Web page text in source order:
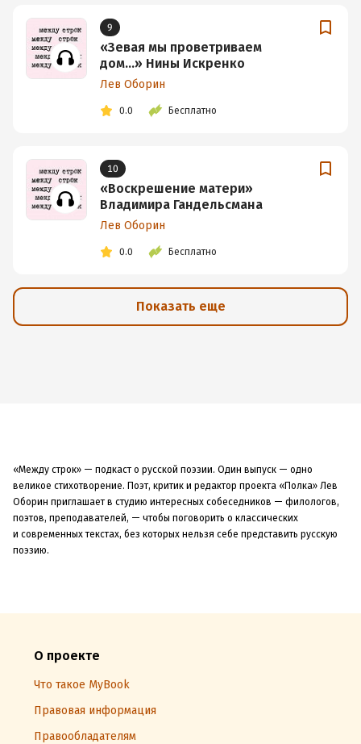
9
«Зевая мы проветриваем
дом...» Нины Искренко
Лев Оборин
0.0 Бесплатно
10
«Воскрешение матери»
Владимира Гандельсмана
Лев Оборин
0.0 Бесплатно
Показать еще
«Между строк» — подкаст о русской поэзии. Один выпуск — одно
великое стихотворение. Поэт, критик и редактор проекта «Полка» Лев
Оборин приглашает в студию интересных собеседников — филологов,
поэтов, преподавателей, — чтобы поговорить о классических
и современных текстах, без которых нельзя себе представить русскую
поэзию.
О проекте
Что такое MyBook
Правовая информация
Правообладателям